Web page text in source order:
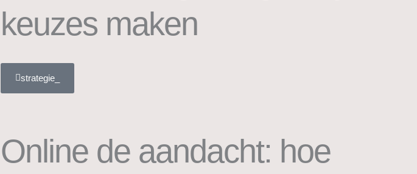
keuzes maken
strategie_
Online de aandacht: hoe